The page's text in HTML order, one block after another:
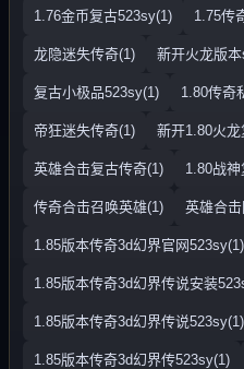
1.76金币复古523sy(1) 1.75传
龙隐迷失传奇(1) 新开火龙版
复古小极品523sy(1) 1.80传奇
帝狂迷失传奇(1) 新开1.80火
英雄合击复古传奇(1) 1.80战
传奇合击召唤英雄(1) 英雄合
1.85版本传奇3d幻界官网523sy(1)
1.85版本传奇3d幻界传说安装
1.85版本传奇3d幻界传说523sy(1)
1.85版本传奇3d幻界传523sy(1)